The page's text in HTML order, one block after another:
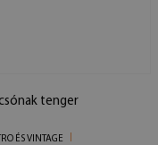
tenger
ÉS VINTAGE